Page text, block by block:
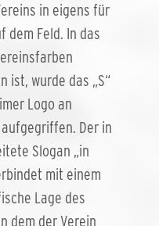
in eigens für
dem Feld. In das
ist, wurde das „S“
Logo an
Der in
Slogan „in
mit einem
Lage des
dem der Verein